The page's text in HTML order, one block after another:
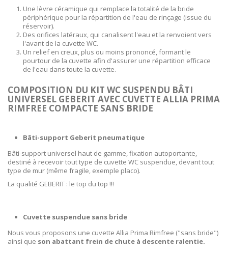
Une lèvre céramique qui remplace la totalité de la bride
périphérique pour la répartition de l'eau de rinçage (issue du
réservoir).
Des orifices latéraux, qui canalisent l'eau et la renvoient vers
l'avant de la cuvette WC.
Un relief en creux, plus ou moins prononcé, formant le
pourtour de la cuvette afin d'assurer une répartition efficace
de l'eau dans toute la cuvette.
COMPOSITION DU KIT WC SUSPENDU BÂTI
UNIVERSEL GEBERIT AVEC CUVETTE ALLIA PRIMA
RIMFREE COMPACTE SANS BRIDE
Bâti-support Geberit pneumatique
Bâti-support universel haut de gamme, fixation autoportante,
destiné à recevoir tout type de cuvette WC suspendue, devant tout
type de mur (même fragile, exemple placo).
La qualité GEBERIT : le top du top !!!
Cuvette suspendue sans bride
Nous vous proposons une cuvette Allia Prima Rimfree ("sans bride")
ainsi que son abattant frein de chute à descente ralentie.